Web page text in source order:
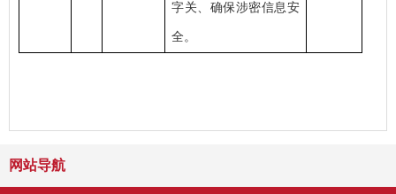
字关、确保涉密信息安
全。
网站导航